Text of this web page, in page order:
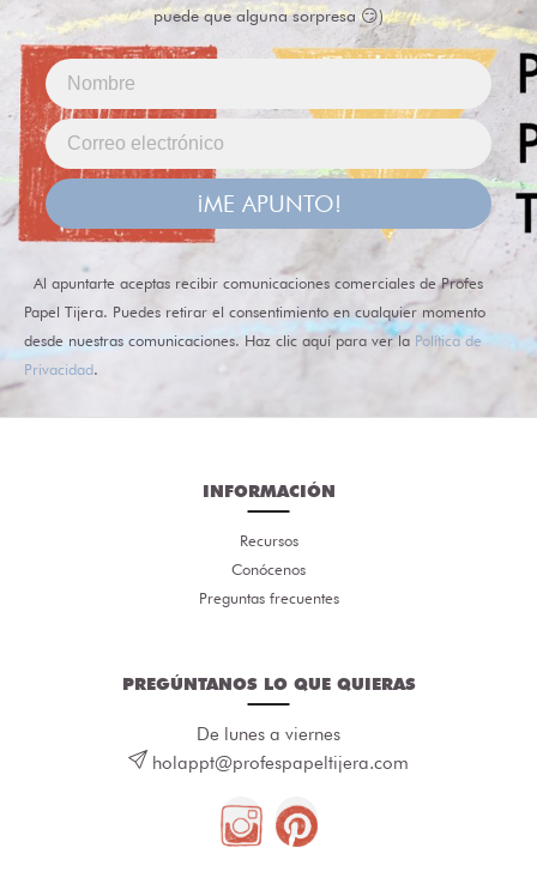
puede que alguna sorpresa 😏)
¡ME APUNTO!
Al apuntarte aceptas recibir comunicaciones comerciales de Profes
Papel Tijera. Puedes retirar el consentimiento en cualquier momento
desde nuestras comunicaciones. Haz clic aquí para ver la Política de
Privacidad.
INFORMACIÓN
Recursos
Conócenos
Preguntas frecuentes
PREGÚNTANOS LO QUE QUIERAS
De lunes a viernes
holappt@profespapeltijera.com